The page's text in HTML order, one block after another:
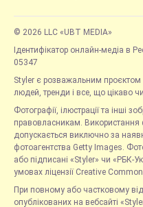
© 2026 LLC «UBT MEDIA»
Ідентифікатор онлайн-медіа в
05347
Styler є розважальним проєктом
людей, тренди і все, що цікаво
Фотографії, ілюстрації та інші
правовласникам. Використання
допускається виключно за
фотоагентства Getty Images.
або підписані «Styler» чи «РБК-
умовах ліцензії Creative
При повному або частковому
опублікованих на вебсайті